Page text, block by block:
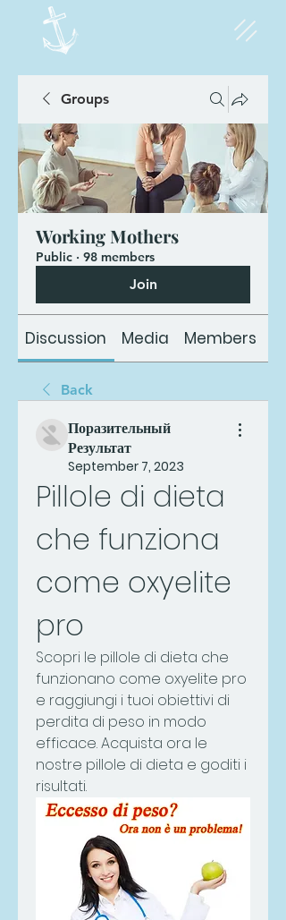
Groups
Working Mothers
Public · 98 members
Join
Discussion Media Members
Back
Поразительный
Результат
September 7, 2023
Pillole di dieta
che funziona
come oxyelite
pro
Scopri le pillole di dieta che
funzionano come oxyelite pro
e raggiungi i tuoi obiettivi di
perdita di peso in modo
efficace. Acquista ora le
nostre pillole di dieta e goditi i
risultati.